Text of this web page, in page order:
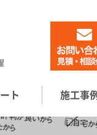
ト 施工事例